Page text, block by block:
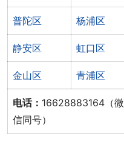
普陀区 杨浦区
静安区 虹口区
金山区 青浦区
电话： 16628883164（微
信同号）